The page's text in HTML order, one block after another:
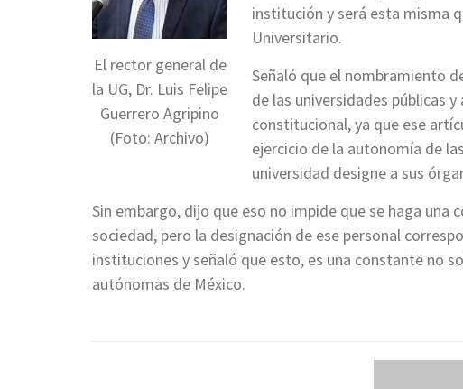
El rector general de
la UG, Dr. Luis Felipe
Guerrero Agripino
(Foto: Archivo)
institución y será esta misma
Universitario.
Señaló que el nombramiento
de las universidades públicas
constitucional, ya que ese
ejercicio de la autonomía de
universidad designe a sus
Sin embargo, dijo que eso no impide que se haga una
sociedad, pero la designación de ese personal
instituciones y señaló que esto, es una constante no
autónomas de México.